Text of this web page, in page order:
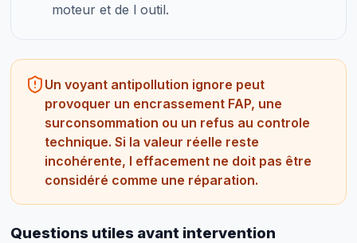
moteur et de l outil.
Un voyant antipollution ignore peut
provoquer un encrassement FAP, une
surconsommation ou un refus au controle
technique. Si la valeur réelle reste
incohérente, l effacement ne doit pas être
considéré comme une réparation.
Questions utiles avant intervention